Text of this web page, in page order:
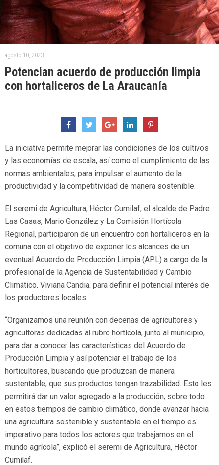
agosto 10, 2023
Potencian acuerdo de producción limpia
con hortaliceros de La Araucanía
La iniciativa permite mejorar las condiciones de los cultivos
y las economías de escala, así como el cumplimiento de las
normas ambientales, para impulsar el aumento de la
productividad y la competitividad de manera sostenible.
El seremi de Agricultura, Héctor Cumilaf, el alcalde de Padre
Las Casas, Mario González y La Comisión Hortícola
Regional, participaron de un encuentro con hortaliceros en la
comuna con el objetivo de exponer los alcances de un
eventual Acuerdo de Producción Limpia (APL) a cargo de la
profesional de la Agencia de Sustentabilidad y Cambio
Climático, Viviana Candia, para definir el potencial interés de
los productores locales.
“Organizamos una reunión con decenas de agricultores y
agricultoras dedicadas al rubro hortícola, junto al municipio,
para dar a conocer las características del Acuerdo de
Producción Limpia y así potenciar el trabajo de los
horticultores, buscando que produzcan de manera
sustentable, que sus productos tengan trazabilidad. Esto les
permitirá dar un valor agregado a la producción, sobre todo
en estos tiempos de cambio climático, donde avanzar hacia
una agricultura sostenible y sustentable en el tiempo es
imperativo para todos los actores que trabajamos en el
mundo agrícola”, explicó el seremi de Agricultura, Héctor
Cumilaf.